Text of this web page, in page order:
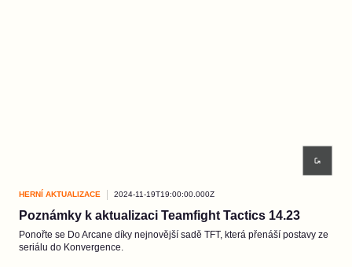
HERNÍ AKTUALIZACE 2024-11-19T19:00:00.000Z
Poznámky k aktualizaci Teamfight Tactics 14.23
Ponořte se Do Arcane díky nejnovější sadě TFT, která přenáší postavy ze
seriálu do Konvergence.